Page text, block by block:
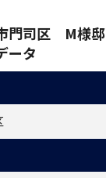
門司区 M様
ータ